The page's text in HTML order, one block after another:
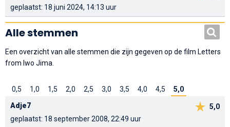
geplaatst: 18 juni 2024, 14:13 uur
Alle stemmen
Een overzicht van alle stemmen die zijn gegeven op de film Letters
from Iwo Jima.
0,5 1,0 1,5 2,0 2,5 3,0 3,5 4,0 4,5 5,0
5,0
Adje7
geplaatst: 18 september 2008, 22:49 uur